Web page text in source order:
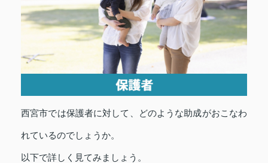
西宮市では保護者に対して、どのような助成がおこなわ
れているのでしょうか。
以下で詳しく見てみましょう。